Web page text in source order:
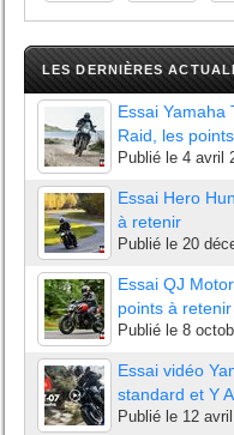
LES DERNIÈRES
Essai Yamaha
Raid, les
Publié le 4 avril
Essai Hero
à retenir
Publié le 20
Essai QJ
points à retenir
Publié le 8
Essai vidéo
standard et Y
Publié le 12